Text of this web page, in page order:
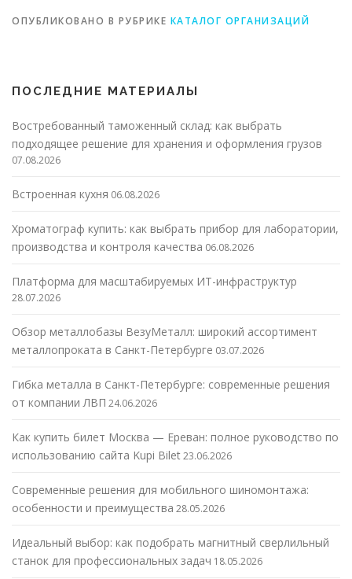
ОПУБЛИКОВАНО В РУБРИКЕ КАТАЛОГ ОРГАНИЗАЦИЙ
ПОСЛЕДНИЕ МАТЕРИАЛЫ
Востребованный таможенный склад: как выбрать
подходящее решение для хранения и оформления грузов
07.08.2026
Встроенная кухня 06.08.2026
Хроматограф купить: как выбрать прибор для лаборатории,
производства и контроля качества 06.08.2026
Платформа для масштабируемых ИТ-инфраструктур
28.07.2026
Обзор металлобазы ВезуМеталл: широкий ассортимент
металлопроката в Санкт-Петербурге 03.07.2026
Гибка металла в Санкт-Петербурге: современные решения
от компании ЛВП 24.06.2026
Как купить билет Москва — Ереван: полное руководство по
использованию сайта Kupi Bilet23.06.2026
Современные решения для мобильного шиномонтажа:
особенности и преимущества 28.05.2026
Идеальный выбор: как подобрать магнитный сверлильный
станок для профессиональных задач 18.05.2026